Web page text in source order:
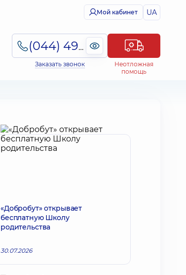
Мой кабинет UA
(044) 495-2-888
Заказать звонок
Неотложная
помощь
«Добробут» открывает
бесплатную Школу
родительства
30.07.2026